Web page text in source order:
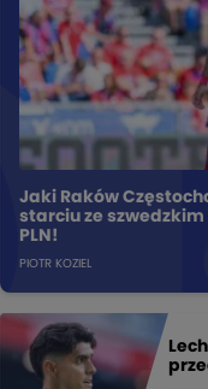
Jaki Raków
starciu ze
PLN!
PIOTR KOZIEL